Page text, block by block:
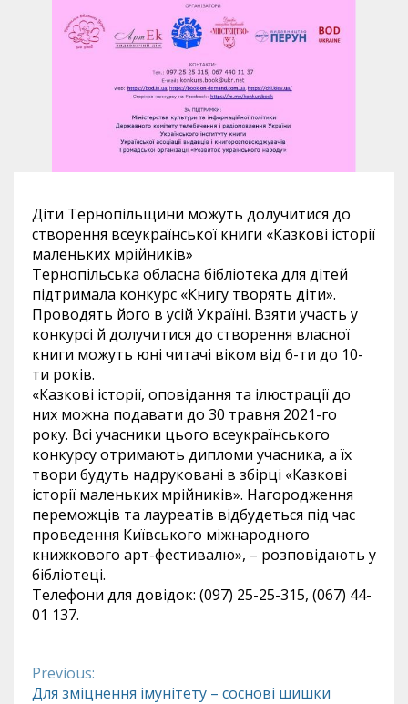
Діти Тернопільщини можуть долучитися до
створення всеукраїнської книги «Казкові історії
маленьких мрійників»
Тернопільська обласна бібліотека для дітей
підтримала конкурс «Книгу творять діти».
Проводять його в усій Україні. Взяти участь у
конкурсі й долучитися до створення власної
книги можуть юні читачі віком від 6-ти до 10-
ти років.
«Казкові історії, оповідання та ілюстрації до
них можна подавати до 30 травня 2021-го
року. Всі учасники цього всеукраїнського
конкурсу отримають дипломи учасника, а їх
твори будуть надруковані в збірці «Казкові
історії маленьких мрійників». Нагородження
переможців та лауреатів відбудеться під час
проведення Київського міжнародного
книжкового арт-фестивалю», – розповідають у
бібліотеці.
Телефони для довідок: (097) 25-25-315, (067) 44-
01 137.
Continue
Previous:
Для зміцнення імунітету – соснові шишки